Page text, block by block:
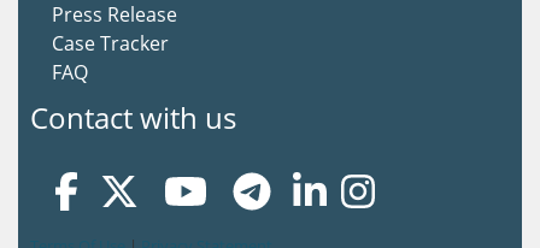
Press Release
Case Tracker
FAQ
Contact with us